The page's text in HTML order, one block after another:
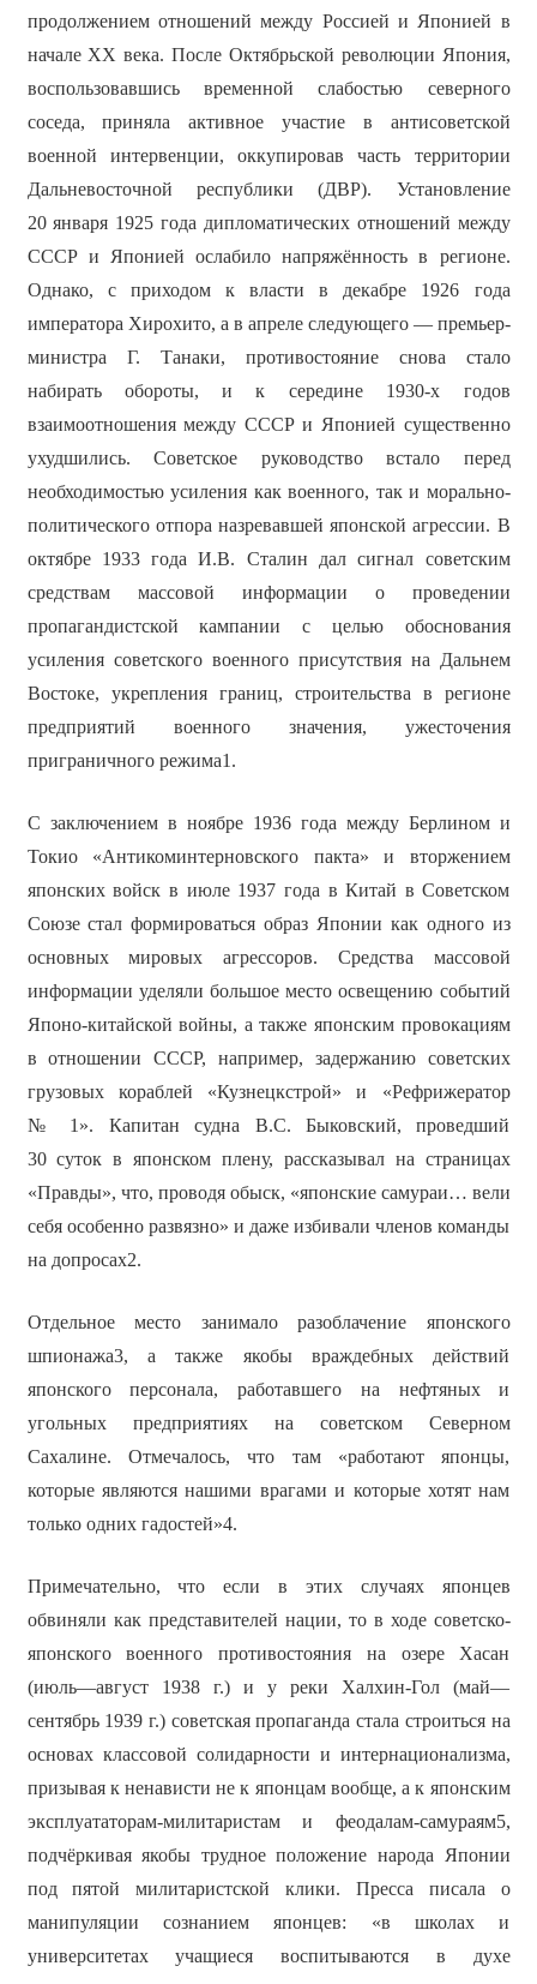
продолжением отношений между Россией и Японией в
начале XX века. После Октябрьской революции Япония,
воспользовавшись временной слабостью северного
соседа, приняла активное участие в антисоветской
военной интервенции, оккупировав часть территории
Дальневосточной республики (ДВР). Установление
20 января 1925 года дипломатических отношений между
СССР и Японией ослабило напряжённость в регионе.
Однако, с приходом к власти в декабре 1926 года
императора Хирохито, а в апреле следующего — премьер-
министра Г. Танаки, противостояние снова стало
набирать обороты, и к середине 1930-х годов
взаимоотношения между СССР и Японией существенно
ухудшились. Советское руководство встало перед
необходимостью усиления как военного, так и морально-
политического отпора назревавшей японской агрессии. В
октябре 1933 года И.В. Сталин дал сигнал советским
средствам массовой информации о проведении
пропагандистской кампании с целью обоснования
усиления советского военного присутствия на Дальнем
Востоке, укрепления границ, строительства в регионе
предприятий военного значения, ужесточения
приграничного режима1.
С заключением в ноябре 1936 года между Берлином и
Токио «Антикоминтерновского пакта» и вторжением
японских войск в июле 1937 года в Китай в Советском
Союзе стал формироваться образ Японии как одного из
основных мировых агрессоров. Средства массовой
информации уделяли большое место освещению событий
Японо-китайской войны, а также японским провокациям
в отношении СССР, например, задержанию советских
грузовых кораблей «Кузнецкстрой» и «Рефрижератор
№ 1». Капитан судна В.С. Быковский, проведший
30 суток в японском плену, рассказывал на страницах
«Правды», что, проводя обыск, «японские самураи… вели
себя особенно развязно» и даже избивали членов команды
на допросах2.
Отдельное место занимало разоблачение японского
шпионажа3, а также якобы враждебных действий
японского персонала, работавшего на нефтяных и
угольных предприятиях на советском Северном
Сахалине. Отмечалось, что там «работают японцы,
которые являются нашими врагами и которые хотят нам
только одних гадостей»4.
Примечательно, что если в этих случаях японцев
обвиняли как представителей нации, то в ходе советско-
японского военного противостояния на озере Хасан
(июль—август 1938 г.) и у реки Халхин-Гол (май—
сентябрь 1939 г.) советская пропаганда стала строиться на
основах классовой солидарности и интернационализма,
призывая к ненависти не к японцам вообще, а к японским
эксплуататорам-милитаристам и феодалам-самураям5,
подчёркивая якобы трудное положение народа Японии
под пятой милитаристской клики. Пресса писала о
манипуляции сознанием японцев: «в школах и
университетах учащиеся воспитываются в духе